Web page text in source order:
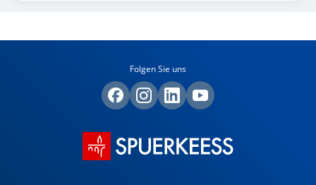
Folgen Sie uns